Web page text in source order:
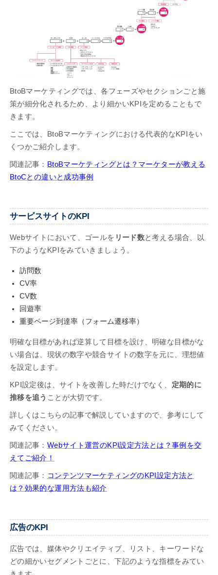
BtoBマーケティングでは、各フェーズやセクションごと施
策が細分化されるため、より細かいKPIを定めることもで
きます。
ここでは、BtoBマーケティングにおける代表的なKPIをい
くつかご紹介します。
関連記事： BtoBマーケティングとは？マーケターが教える
BtoCとの違いと成功事例
サービスサイトのKPI
Webサイトにおいて、ゴールを リード数と考える場合、以
下のようなKPIをみていきましょう。
訪問数
CV率
CV数
回遊率
重要ページ到達率（フォーム遷移率）
明確な目標があれば逆算して目標を設け、明確な目標がな
い場合は、現状の数字や競合サイトの数字を元に、理想値
を設定します。
KPI設定後は、サイトを改善した時だけでなく、 定期的に
推移を追う ことが大切です。
詳しくはこちらの記事で解説していますので、参考にして
みてください。
関連記事： Webサイト運営のKPI設定方法とは？事例を交
えてご紹介！
関連記事： コンテンツマーケティングのKPI設定方法と
は？効果的な運用方法も紹介
広告のKPI
広告では、媒体やクリエイティブ、リスト、キーワードな
どの細かいセグメントごとに、下記のような指標をみてい